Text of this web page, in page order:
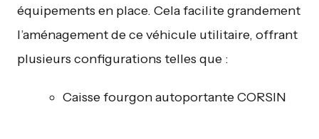
équipements en place. Cela facilite grandement
l’aménagement de ce véhicule utilitaire, offrant
plusieurs configurations telles que :
Caisse fourgon autoportante CORSIN